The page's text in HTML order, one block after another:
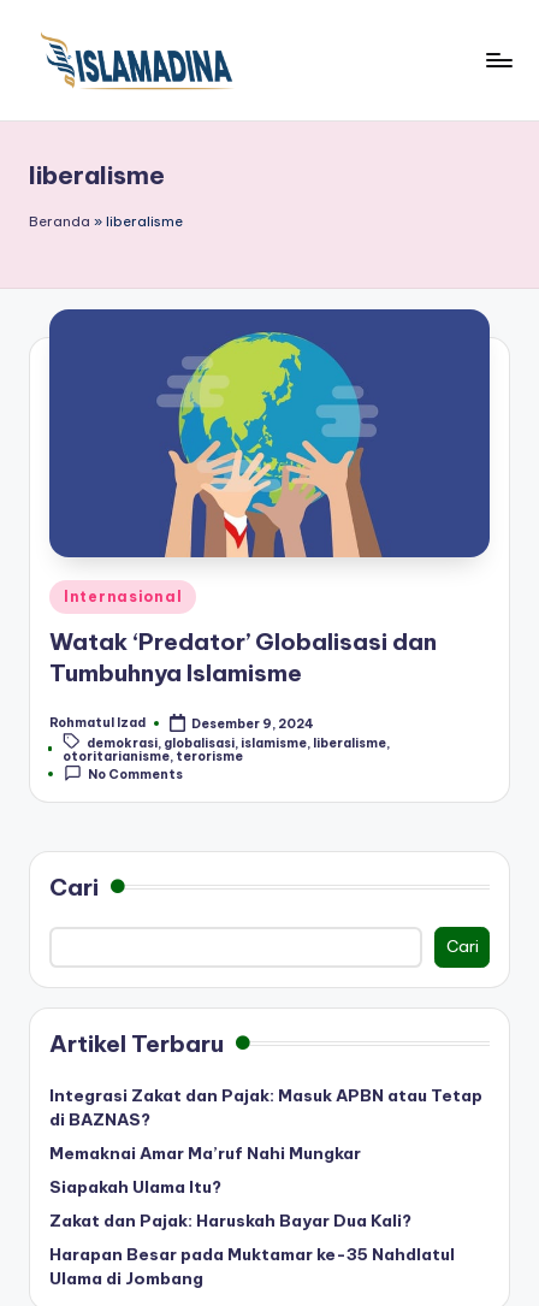
liberalisme
Beranda » liberalisme
Posted
in
Internasional
Watak ‘Predator’ Globalisasi dan
Tumbuhnya Islamisme
Posted
by
Rohmatul Izad
Desember 9, 2024
Tags:demokrasi globalisasi islamisme liberalisme
otoritarianisme, terorisme
No Comments
Cari
Cari
Artikel Terbaru
Integrasi Zakat dan Pajak: Masuk APBN atau Tetap
di BAZNAS?
Memaknai Amar Ma’ruf Nahi Mungkar
Siapakah Ulama Itu?
Zakat dan Pajak: Haruskah Bayar Dua Kali?
Harapan Besar pada Muktamar ke-35 Nahdlatul
Ulama di Jombang